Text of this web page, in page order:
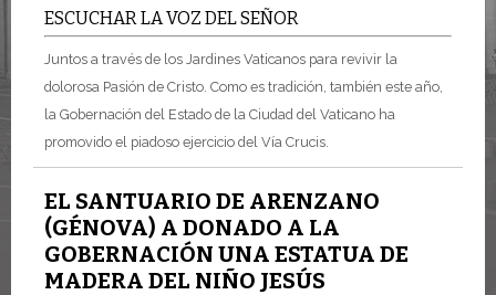
ESCUCHAR LA VOZ DEL SEÑOR
Juntos a través de los Jardines Vaticanos para revivir la
dolorosa Pasión de Cristo. Como es tradición, también este año,
la Gobernación del Estado de la Ciudad del Vaticano ha
promovido el piadoso ejercicio del Vía Crucis.
EL SANTUARIO DE ARENZANO
(GÉNOVA) A DONADO A LA
GOBERNACIÓN UNA ESTATUA DE
MADERA DEL NIÑO JESÚS